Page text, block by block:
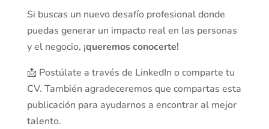
Si buscas un nuevo desafío profesional donde
puedas generar un impacto real en las personas
y el negocio, ¡queremos conocerte!
📩 Postúlate a través de LinkedIn o comparte tu
CV. También agradeceremos que compartas esta
publicación para ayudarnos a encontrar al mejor
talento.